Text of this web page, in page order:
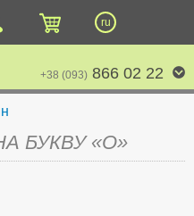
ru
+38 (093) 866 02 22
БУКВУ «O»